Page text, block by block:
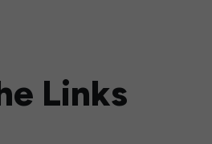
Links